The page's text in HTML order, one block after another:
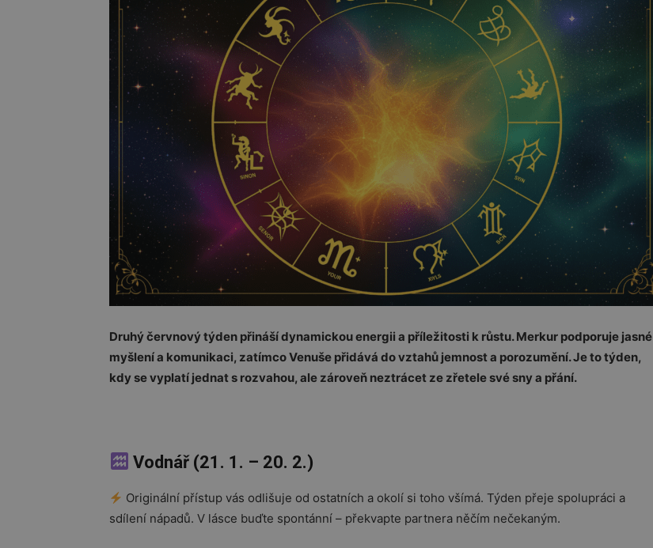
Druhý červnový týden přináší dynamickou energii a příležitosti k růstu. Merkur podporuje jasné
myšlení a komunikaci, zatímco Venuše přidává do vztahů jemnost a porozumění. Je to týden,
kdy se vyplatí jednat s rozvahou, ale zároveň neztrácet ze zřetele své sny a přání.
Vodnář (21. 1. – 20. 2.)
Originální přístup vás odlišuje od ostatních a okolí si toho všímá. Týden přeje spolupráci a
sdílení nápadů. V lásce buďte spontánní – překvapte partnera něčím nečekaným.